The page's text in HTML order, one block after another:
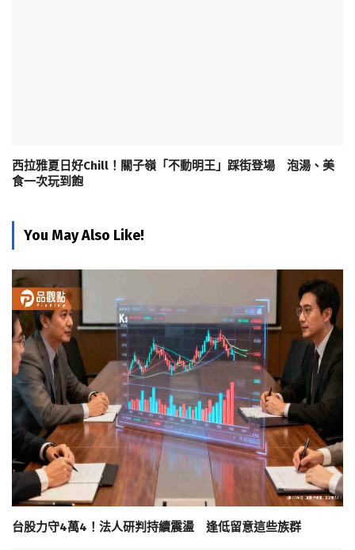
西拉雅夏日好Chill！關子嶺「不動明王」踩街登場 泡湯、美
食一次玩到飽
You May Also Like!
台股力守4萬4！法人研判持續震盪 逢低留意這些族群